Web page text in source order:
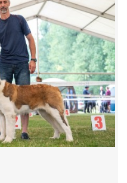
Aktualizováno: 20. 7. 2026